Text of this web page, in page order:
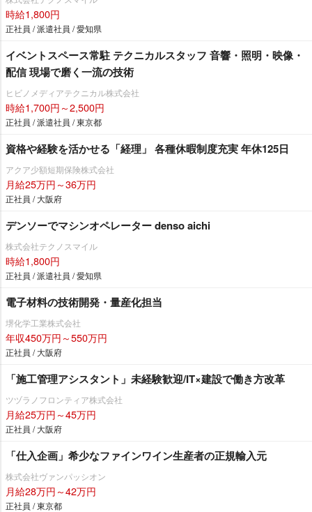
時給1,800円
正社員 / 派遣社員 / 愛知県
イベントスペース常駐 テクニカルスタッフ 音響・照明・映像・
配信 現場で磨く一流の技術
ヒビノメディアテクニカル株式会社
時給1,700円～2,500円
正社員 / 派遣社員 / 東京都
資格や経験を活かせる「経理」 各種休暇制度充実 年休125日
アクア少額短期保険株式会社
月給25万円～36万円
正社員 / 大阪府
デンソーでマシンオペレーター denso aichi
株式会社テクノスマイル
時給1,800円
正社員 / 派遣社員 / 愛知県
電子材料の技術開発・量産化担当
堺化学工業株式会社
年収450万円～550万円
正社員 / 大阪府
「施工管理アシスタント」未経験歓迎/IT×建設で働き方改革
ツヅラノフロンティア株式会社
月給25万円～45万円
正社員 / 大阪府
「仕入企画」希少なファインワイン生産者の正規輸入元
株式会社ヴァンパッシオン
月給28万円～42万円
正社員 / 東京都